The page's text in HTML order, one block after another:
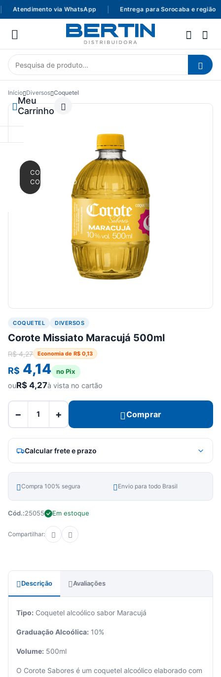
Atendimento via WhatsApp Entrega para Sorocaba e região
Meu
Carrinho
CONTINUAR
COMPRANDO
Início Diversos Coquetel
COQUETEL DIVERSOS
Corote Missiato Maracujá 500ml
R$4,27 Economia de R$ 0,13
R$ 4,14 no Pix
ouR$ 4,27à vista no cartão
− + Comprar
Calcular frete e prazo
Compra 100% segura Envio para todo Brasil
Cód.:25055 Em estoque
Compartilhar:
Descrição Avaliações
Tipo: Coquetel alcoólico sabor Maracujá
Graduação Alcoólica: 10%
Volume: 500ml
O Corote Sabores é um coquetel alcoólico elaborado com